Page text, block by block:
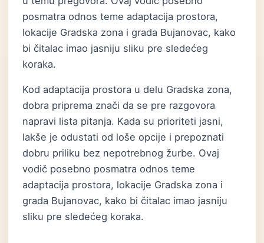
posmatra odnos teme adaptacija prostora,
lokacije Gradska zona i grada Bujanovac, kako
bi čitalac imao jasniju sliku pre sledećeg
koraka.
Kod adaptacija prostora u delu Gradska zona,
dobra priprema znači da se pre razgovora
napravi lista pitanja. Kada su prioriteti jasni,
lakše je odustati od loše opcije i prepoznati
dobru priliku bez nepotrebnog žurbe. Ovaj
vodič posebno posmatra odnos teme
adaptacija prostora, lokacije Gradska zona i
grada Bujanovac, kako bi čitalac imao jasniju
sliku pre sledećeg koraka.